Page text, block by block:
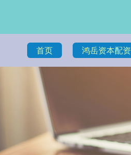
首页 鸿岳资本配资